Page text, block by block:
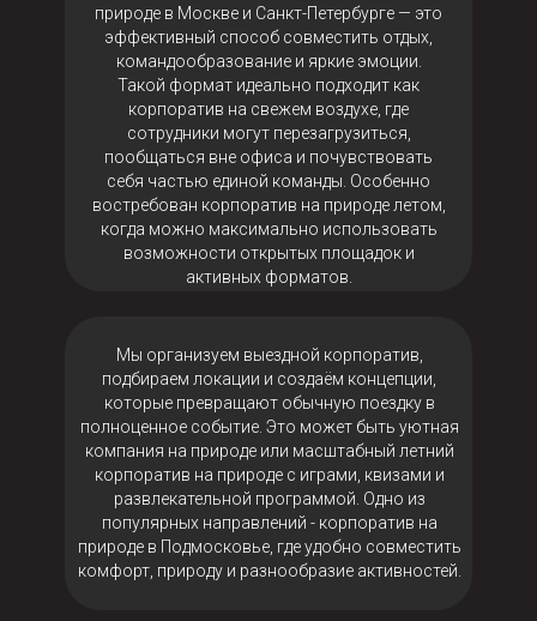
природе в Москве и Санкт-Петербурге — это
эффективный способ совместить отдых,
командообразование и яркие эмоции.
Такой формат идеально подходит как
корпоратив на свежем воздухе, где
сотрудники могут перезагрузиться,
пообщаться вне офиса и почувствовать
себя частью единой команды. Особенно
востребован корпоратив на природе летом,
когда можно максимально использовать
возможности открытых площадок и
активных форматов.
Мы организуем выездной корпоратив,
подбираем локации и создаём концепции,
которые превращают обычную поездку в
полноценное событие. Это может быть уютная
компания на природе или масштабный летний
корпоратив на природе с играми, квизами и
развлекательной программой. Одно из
популярных направлений - корпоратив на
природе в Подмосковье, где удобно совместить
комфорт, природу и разнообразие активностей.